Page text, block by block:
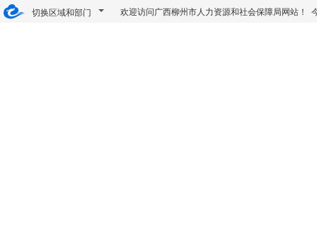
切换区域和部门 欢迎访问广西柳州市人力资源和社会保障局网站！